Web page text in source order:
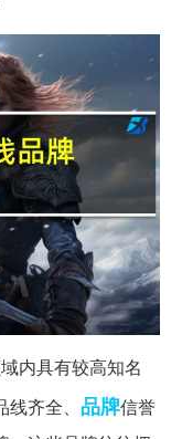
内具有较高知名
齐全、 品牌信誉